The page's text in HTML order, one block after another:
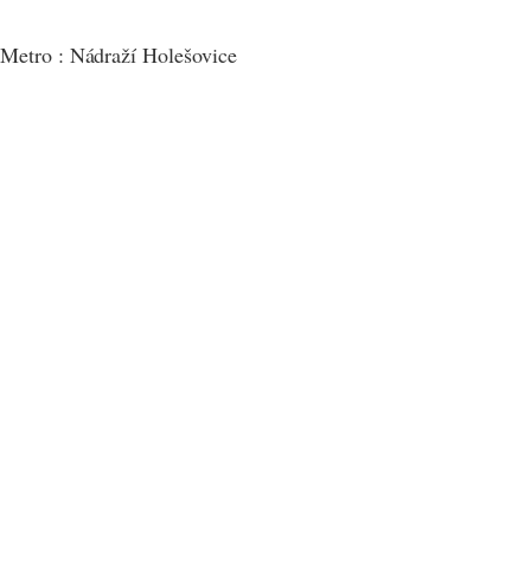
Metro : Nádraží Holešovice